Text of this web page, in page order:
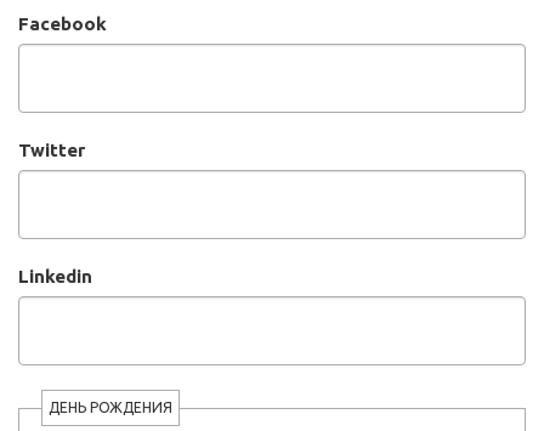
Facebook
Twitter
Linkedin
ДЕНЬ РОЖДЕНИЯ